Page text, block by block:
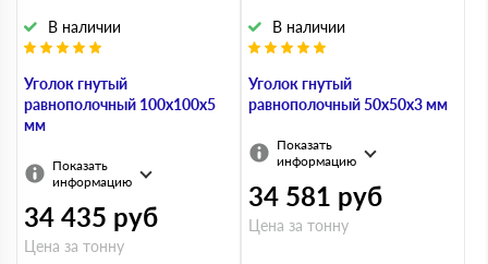
Уголок гнутый
равнополочный 100х100х5
мм
В наличии
Показать
информацию
34 435 руб
Цена за тонну
Уголок гнутый
равнополочный 50х50х3 мм
В наличии
Показать
информацию
34 581 руб
Цена за тонну